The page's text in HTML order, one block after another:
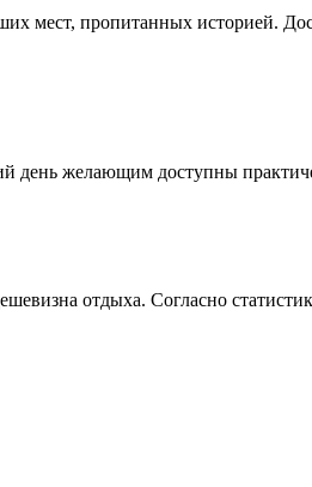
мест, пропитанных историей.
день желающим доступны
отдыха. Согласно